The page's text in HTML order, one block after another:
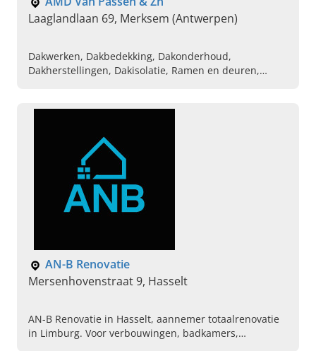
Laaglandlaan 69, Merksem (Antwerpen)
Dakwerken, Dakbedekking, Dakonderhoud,
Dakherstellingen, Dakisolatie, Ramen en deuren,
AN-B Renovatie
Mersenhovenstraat 9, Hasselt
AN-B Renovatie in Hasselt, aannemer totaalrenovatie
in Limburg. Voor verbouwingen, badkamers,